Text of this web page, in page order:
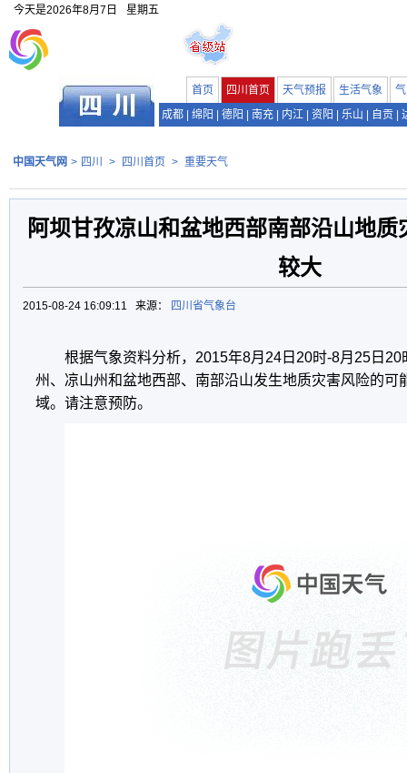
今天是2026年8月7日 星期五
首页 四川首页 天气预报 生活气象
成都
绵阳 德阳 南充 内江 资阳 乐山 自贡
中国天气网 > 四川 > 四川首页 > 重要天气
阿坝甘孜凉山和盆地西部南部沿山地
较大
2015-08-24 16:09:11 来源： 四川省气象台
根据气象资料分析，2015年8月24日20时-8月25日
州、凉山州和盆地西部、南部沿山发生地质灾害风险的可
域。请注意预防。